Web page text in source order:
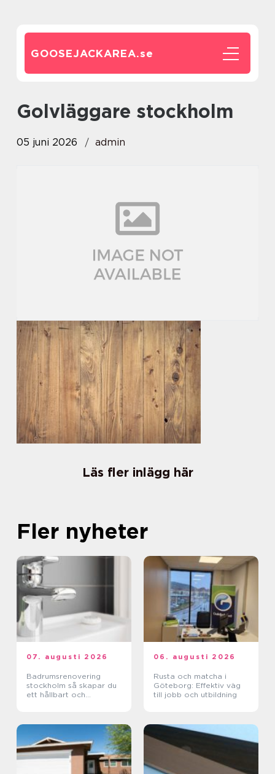
GOOSEJACKAREA.se
Golvläggare stockholm
05 juni 2026 admin
Läs fler inlägg här
Fler nyheter
07. augusti 2026
Badrumsrenovering
stockholm så skapar du
ett hållbart och
06. augusti 2026
Rusta och matcha i
Göteborg: Effektiv väg
till jobb och utbildning